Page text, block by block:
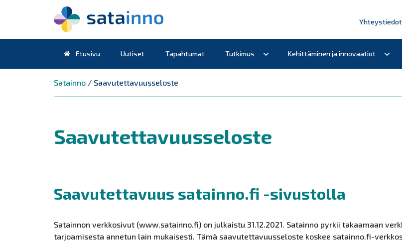
Yhteystiedot
PäävalikkoEtusivu Uutiset Tapahtumat Tutkimus Kehittäminen ja innovaatiot
Satainno/ Saavutettavuusseloste
Saavutettavuusseloste
Saavutettavuus satainno.fi -sivustolla
Satainnon verkkosivut (www.satainno.fi) on julkaistu 31.12.2021. Satainno pyrkii takaamaan
tarjoamisesta annetun lain mukaisesti. Tämä saavutettavuusseloste koskee satainno.fi-